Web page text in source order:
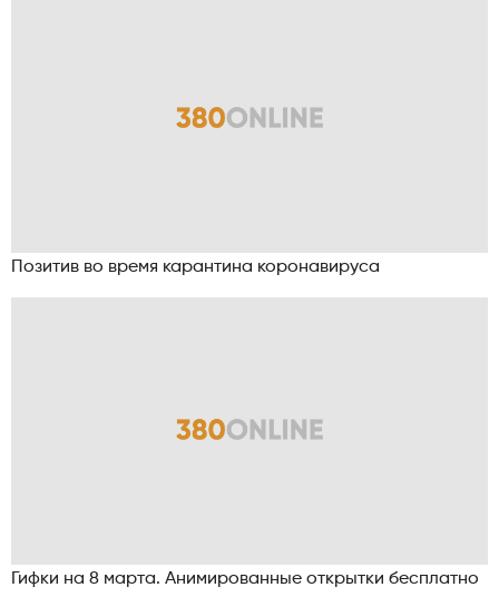
Позитив во время карантина коронавируса
Гифки на 8 марта. Анимированные открытки бесплатно